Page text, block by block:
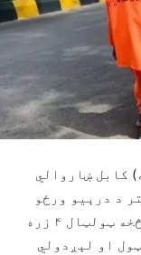
د غبرګولي/ جوزا ۱۰ مه) کابل ښاروالي
د درېیو ورځو
په ترڅ کې یې د ښار له بېلابېلو سیمو څخه ټولټال ۴ زره
او لېږدولي